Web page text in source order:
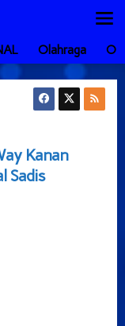
Olahraga
Kanan
Sadis